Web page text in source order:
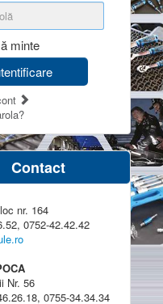
minte
Contact
nr. 164
0752-42.42.42
Nr. 56
0755-34.34.34